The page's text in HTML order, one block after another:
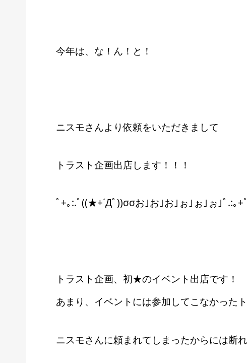
今年は、な！ん！と！
ニスモさんより依頼をいただきまして
トラスト企画出店します！！！
ﾟ+｡:.ﾟ((★+´Дﾟ))σσお｣お｣お｣ぉ｣ぉ｣ぉ｣ﾟ.:｡+
トラスト企画、初★のイベント出店です！
あまり、イベントには参加してこなかった
ニスモさんに頼まれてしまったからには断